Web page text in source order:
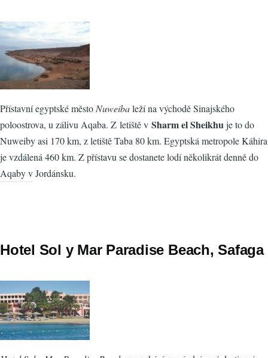
Přístavní egyptské městoNuweibaleží na východě Sinajského
poloostrova, u zálivu Aqaba. Z letiště v Sharm el Sheikhuje to do
Nuweiby asi 170 km, z letiště Taba 80 km. Egyptská metropole Káhira
je vzdálená 460 km. Z přístavu se dostanete lodí několikrát denně do
Aqaby v Jordánsku.
Hotel Sol y Mar Paradise Beach, Safaga